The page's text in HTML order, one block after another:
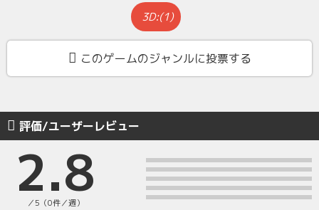
3D:(1)
このゲームのジャンルに投票する
評価/ユーザーレビュー
2.8
／5（0件／週）